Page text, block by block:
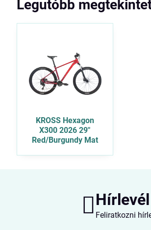
Legutóbb
KROSS Hexagon
X300 2026 29"
Red/Burgundy Mat
Hírlevél
Feliratkozni